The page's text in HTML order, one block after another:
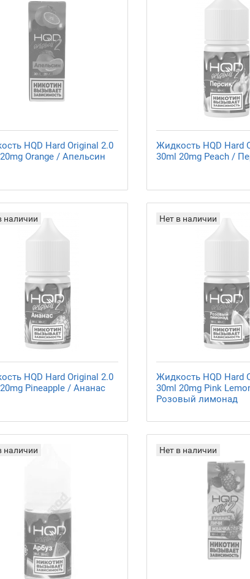
HQD Hard Original 2.0
Orange / Апельсин
Жидкость HQD Hard
30ml 20mg Peach /
наличии
HQD Hard Original 2.0
Pineapple / Ананас
Нет в наличии
Жидкость HQD Hard
30ml 20mg Pink
Розовый лимонад
наличии Нет в наличии